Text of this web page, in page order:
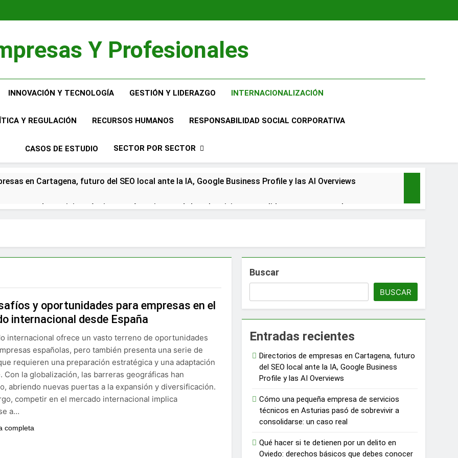
Y Profesionales
INNOVACIÓN Y TECNOLOGÍA GESTIÓN Y LIDERAZGO INTERNACIONALIZACIÓN
Y REGULACIÓN RECURSOS HUMANOS RESPONSABILIDAD SOCIAL CORPORATIVA
CASOS DE ESTUDIO SECTOR POR SECTOR
en Cartagena, futuro del SEO local ante la IA, Google Business Profile y las AI Overviews
empresa de servicios técnicos en Asturias pasó de sobrevivir a consolidarse: un caso real
para cambiar la bañera por un plato de ducha en Madrid
interno: cuál conviene más para empresas en Madrid y Barcelona
y otras terapias emocionales
para oficinas en Murcia: instalación profesional paso a paso
online de barbacoas
Clave de las Oposiciones de Magisterio de Educación Física en Madrid
y oportunidades para empresas en el
internacional desde España
internacional ofrece un vasto terreno de oportunidades
españolas, pero también presenta una serie de
requieren una preparación estratégica y una adaptación
Con la globalización, las barreras geográficas han
abriendo nuevas puertas a la expansión y diversificación.
competir en el mercado internacional implica
a…
completa
Buscar
BUSCAR
Entradas recientes
Directorios de empresas en Cartagena, futuro
del SEO local ante la IA, Google Business
Profile y las AI Overviews
Cómo una pequeña empresa de servicios
técnicos en Asturias pasó de sobrevivir a
consolidarse: un caso real
Qué hacer si te detienen por un delito en
Oviedo: derechos básicos que debes conocer